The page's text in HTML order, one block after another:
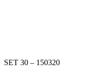
SET 30 – 150320